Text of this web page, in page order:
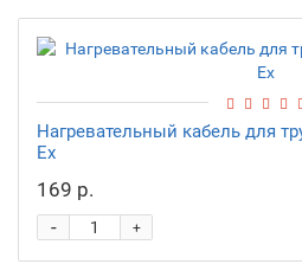
Нагревательный кабель для
Ex
169 р.
+
-